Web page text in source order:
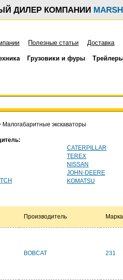
ДИЛЕР КОМПАНИИ
Полезные статьи Доставка
Грузовики и фуры
Малогабаритные экскаваторы
CATERPILLAR
TEREX
NISSAN
JOHN-DEERE
KOMATSU
Производитель Марка
BOBCAT 231